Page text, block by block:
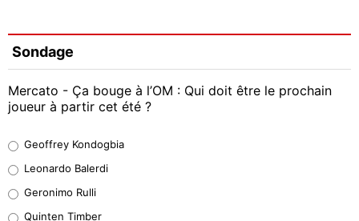
Sondage
Mercato - Ça bouge à l’OM : Qui doit être le prochain
joueur à partir cet été ?
38%
32%
Geoffrey Kondogbia
Leonardo Balerdi
Geronimo Rulli
Quinten Timber